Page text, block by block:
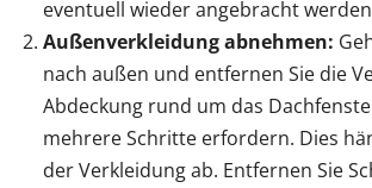
eventuell wieder angebracht
Außenverkleidung abnehmen:
nach außen und entfernen Sie die
Abdeckung rund um das
mehrere Schritte erfordern. Dies
der Verkleidung ab. Entfernen Sie